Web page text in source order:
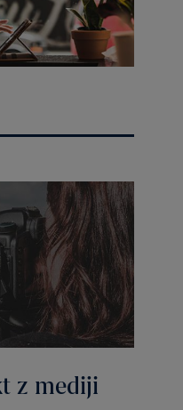
z mediji